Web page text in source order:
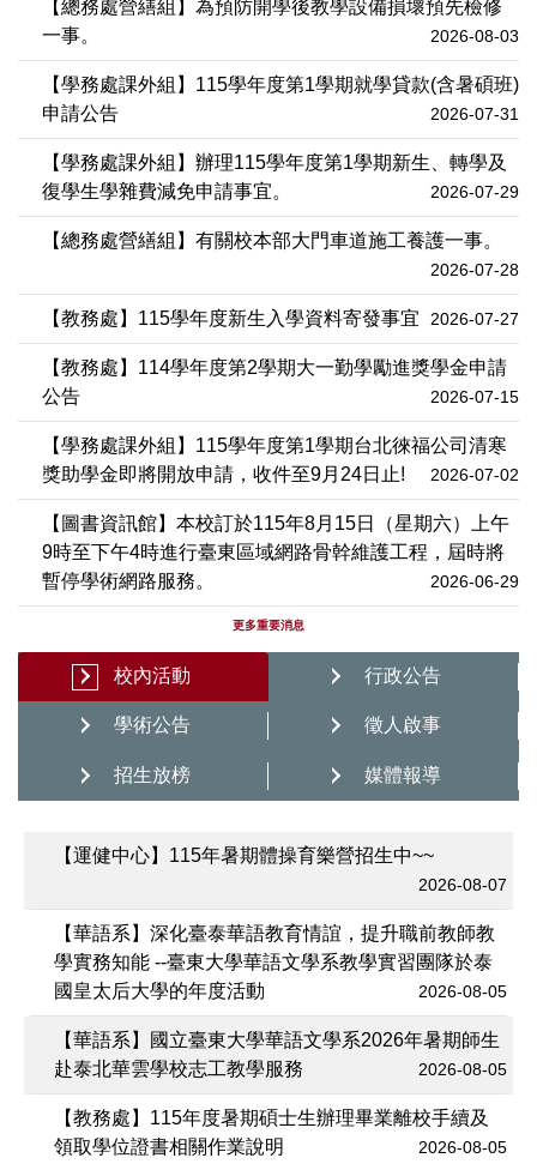
【總務處營繕組】為預防開學後教學設備損壞預先檢修
一事。
2026-08-03
【學務處課外組】115學年度第1學期就學貸款(含暑碩班)
申請公告
2026-07-31
【學務處課外組】辦理115學年度第1學期新生、轉學及
復學生學雜費減免申請事宜。
2026-07-29
【總務處營繕組】有關校本部大門車道施工養護一事。
2026-07-28
【教務處】115學年度新生入學資料寄發事宜 2026-07-27
【教務處】114學年度第2學期大一勤學勵進獎學金申請
公告
2026-07-15
【學務處課外組】115學年度第1學期台北徠福公司清寒
獎助學金即將開放申請，收件至9月24日止!
2026-07-02
【圖書資訊館】本校訂於115年8月15日（星期六）上午
9時至下午4時進行臺東區域網路骨幹維護工程，屆時將
暫停學術網路服務。
2026-06-29
更多重要消息
校內活動 行政公告
學術公告 徵人啟事
招生放榜 媒體報導
【運健中心】115年暑期體操育樂營招生中~~
2026-08-07
【華語系】深化臺泰華語教育情誼，提升職前教師教
學實務知能 --臺東大學華語文學系教學實習團隊於泰
國皇太后大學的年度活動
2026-08-05
【華語系】國立臺東大學華語文學系2026年暑期師生
赴泰北華雲學校志工教學服務
2026-08-05
【教務處】115年度暑期碩士生辦理畢業離校手續及
領取學位證書相關作業說明
2026-08-05